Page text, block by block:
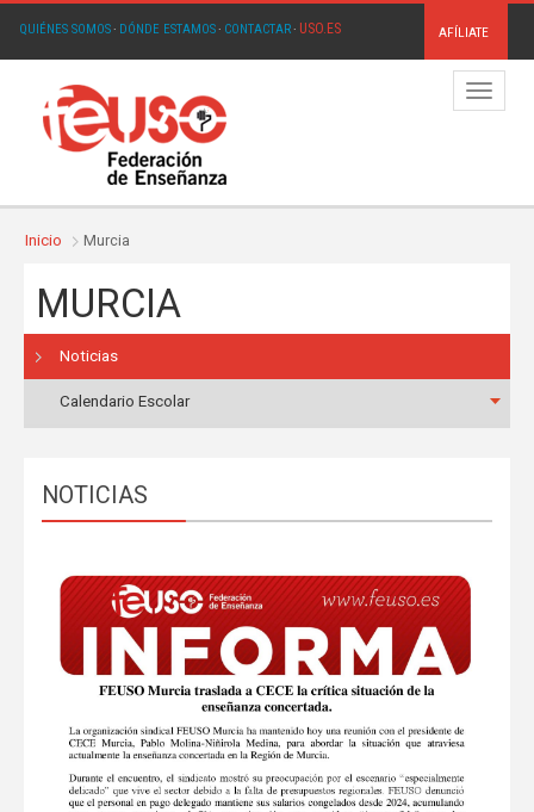
QUIÉNES SOMOS· DÓNDE ESTAMOS· CONTACTAR· USO.ES AFÍLIATE
Menú
Inicio Murcia
MURCIA
Noticias
Calendario Escolar
NOTICIAS